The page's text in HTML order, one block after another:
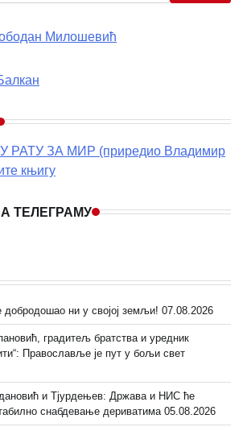
ТЕЛЕГРАМУ
добродошао ни у својој земљи! 07.08.2026
градитељ братства и уредник
Православље је пут у бољи свет
и Тјурдењев: Држава и НИС ће
снабдевање дериватима 05.08.2026